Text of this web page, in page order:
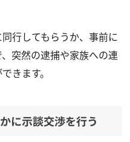
行してもらうか、事前に
突然の逮捕や家族への連
きます。
に示談交渉を行う